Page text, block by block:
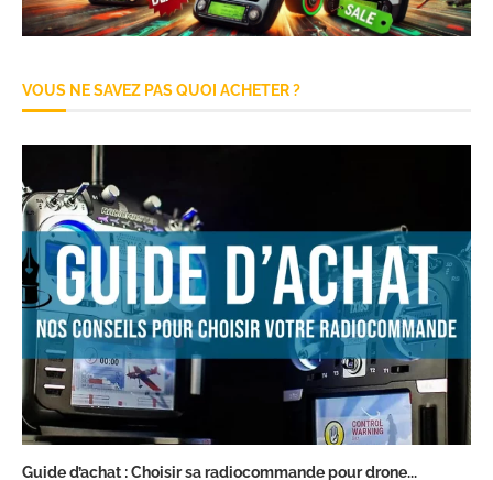
VOUS NE SAVEZ PAS QUOI ACHETER ?
Guide d’achat : Choisir sa radiocommande pour drone...